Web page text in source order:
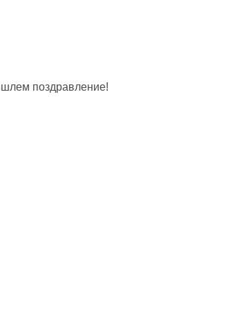
поздравление!